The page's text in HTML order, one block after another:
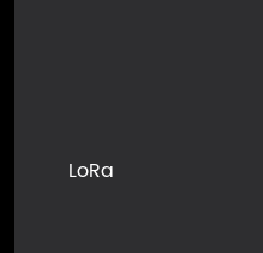
LoRa